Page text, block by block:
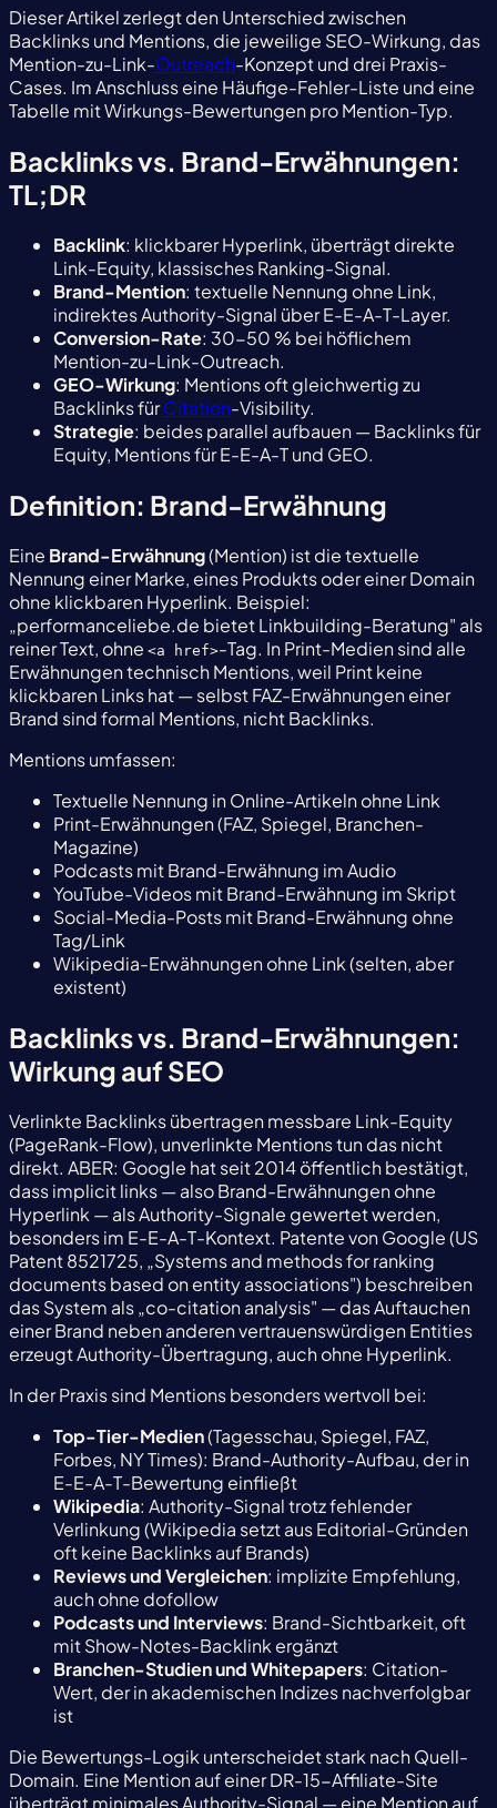
Dieser Artikel zerlegt den Unterschied zwischen
Backlinks und Mentions, die jeweilige SEO-Wirkung, das
Mention-zu-Link-Outreach-Konzept und drei Praxis-
Cases. Im Anschluss eine Häufige-Fehler-Liste und eine
Tabelle mit Wirkungs-Bewertungen pro Mention-Typ.
Backlinks vs. Brand-Erwähnungen:
TL;DR
Backlink: klickbarer Hyperlink, überträgt direkte
Link-Equity, klassisches Ranking-Signal.
Brand-Mention: textuelle Nennung ohne Link,
indirektes Authority-Signal über E-E-A-T-Layer.
Conversion-Rate: 30-50 % bei höflichem
Mention-zu-Link-Outreach.
GEO-Wirkung: Mentions oft gleichwertig zu
Backlinks fürCitation-Visibility.
Strategie: beides parallel aufbauen — Backlinks für
Equity, Mentions für E-E-A-T und GEO.
Definition: Brand-Erwähnung
Eine Brand-Erwähnung(Mention) ist die textuelle
Nennung einer Marke, eines Produkts oder einer Domain
ohne klickbaren Hyperlink. Beispiel:
„performanceliebe.de bietet Linkbuilding-Beratung" als
reiner Text, ohne <a href>-Tag. In Print-Medien sind alle
Erwähnungen technisch Mentions, weil Print keine
klickbaren Links hat — selbst FAZ-Erwähnungen einer
Brand sind formal Mentions, nicht Backlinks.
Mentions umfassen:
Textuelle Nennung in Online-Artikeln ohne Link
Print-Erwähnungen (FAZ, Spiegel, Branchen-
Magazine)
Podcasts mit Brand-Erwähnung im Audio
YouTube-Videos mit Brand-Erwähnung im Skript
Social-Media-Posts mit Brand-Erwähnung ohne
Tag/Link
Wikipedia-Erwähnungen ohne Link (selten, aber
existent)
Backlinks vs. Brand-Erwähnungen:
Wirkung auf SEO
Verlinkte Backlinks übertragen messbare Link-Equity
(PageRank-Flow), unverlinkte Mentions tun das nicht
direkt. ABER: Google hat seit 2014 öffentlich bestätigt,
dass implicit links — also Brand-Erwähnungen ohne
Hyperlink — als Authority-Signale gewertet werden,
besonders im E-E-A-T-Kontext. Patente von Google (US
Patent 8521725, „Systems and methods for ranking
documents based on entity associations") beschreiben
das System als „co-citation analysis" — das Auftauchen
einer Brand neben anderen vertrauenswürdigen Entities
erzeugt Authority-Übertragung, auch ohne Hyperlink.
In der Praxis sind Mentions besonders wertvoll bei:
Top-Tier-Medien(Tagesschau, Spiegel, FAZ,
Forbes, NY Times): Brand-Authority-Aufbau, der in
E-E-A-T-Bewertung einfließt
Wikipedia: Authority-Signal trotz fehlender
Verlinkung (Wikipedia setzt aus Editorial-Gründen
oft keine Backlinks auf Brands)
Reviews und Vergleichen: implizite Empfehlung,
auch ohne dofollow
Podcasts und Interviews: Brand-Sichtbarkeit, oft
mit Show-Notes-Backlink ergänzt
Branchen-Studien und Whitepapers: Citation-
Wert, der in akademischen Indizes nachverfolgbar
ist
Die Bewertungs-Logik unterscheidet stark nach Quell-
Domain. Eine Mention auf einer DR-15-Affiliate-Site
überträgt minimales Authority-Signal — eine Mention auf